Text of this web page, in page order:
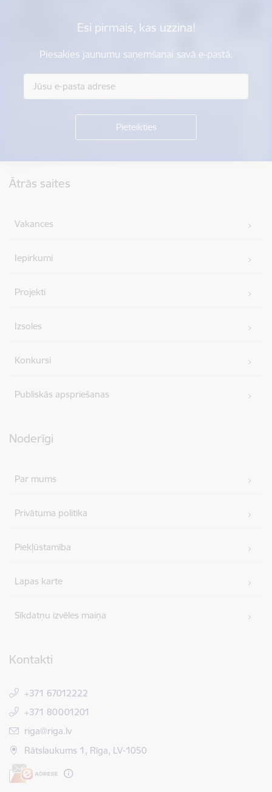
Esi pirmais, kas uzzina!
Piesakies jaunumu saņemšanai savā e-pastā.
Ātrās saites
Vakances
Iepirkumi
Projekti
Izsoles
Konkursi
Publiskās apspriešanas
Noderīgi
Par mums
Privātuma politika
Piekļūstamība
Lapas karte
Sīkdatņu izvēles maiņa
Kontakti
+371 67012222
+371 80001201
E-pasts:
riga@riga.lv
Rātslaukums 1, Rīga, LV-1050